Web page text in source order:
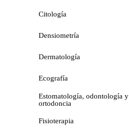
Citología
Densiometría
Dermatología
Ecografía
Estomatología, odontología y
ortodoncia
Fisioterapia